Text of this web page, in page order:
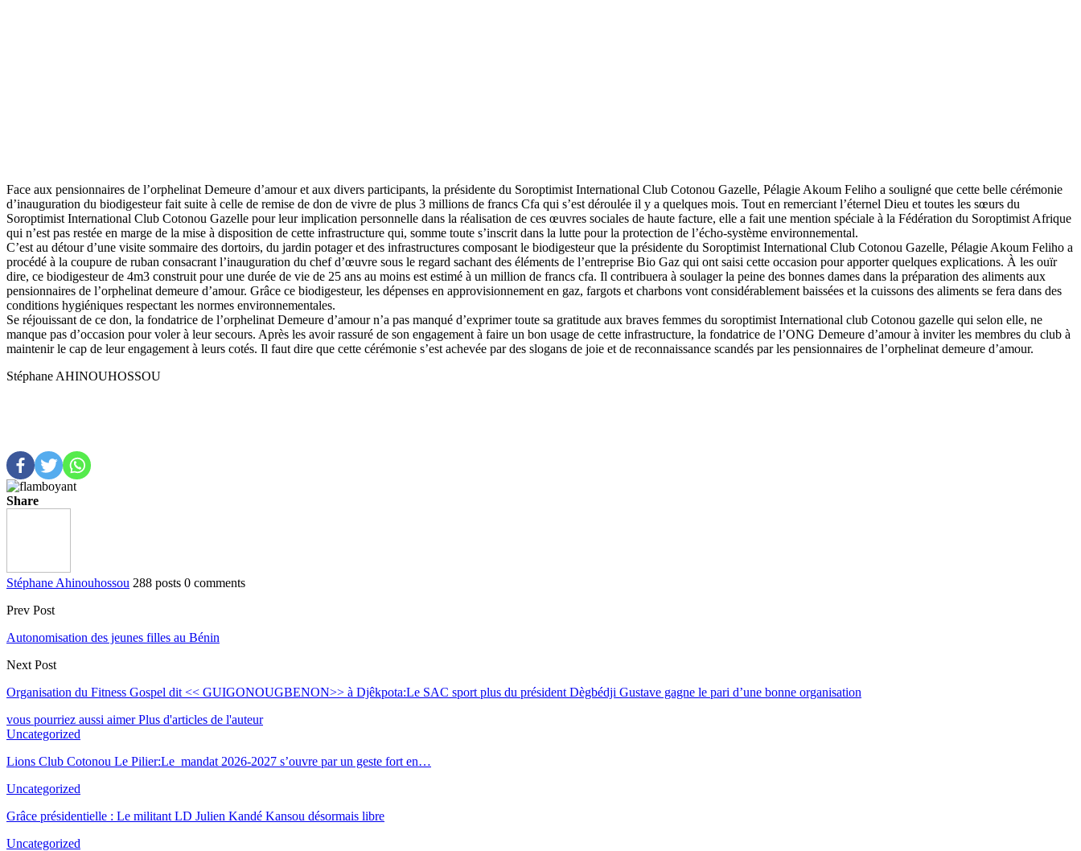
Face aux pensionnaires de l’orphelinat Demeure d’amour et aux divers participants, la présidente du Soroptimist International Club Cotonou Gazelle, Pélagie Akoum Feliho a souligné que cette belle cérémonie
d’inauguration du biodigesteur fait suite à celle de remise de don de vivre de plus 3 millions de francs Cfa qui s’est déroulée il y a quelques mois. Tout en remerciant l’éternel Dieu et toutes les sœurs du
Soroptimist International Club Cotonou Gazelle pour leur implication personnelle dans la réalisation de ces œuvres sociales de haute facture, elle a fait une mention spéciale à la Fédération du Soroptimist Afrique
qui n’est pas restée en marge de la mise à disposition de cette infrastructure qui, somme toute s’inscrit dans la lutte pour la protection de l’écho-système environnemental.
C’est au détour d’une visite sommaire des dortoirs, du jardin potager et des infrastructures composant le biodigesteur que la présidente du Soroptimist International Club Cotonou Gazelle, Pélagie Akoum Feliho a
procédé à la coupure de ruban consacrant l’inauguration du chef d’œuvre sous le regard sachant des éléments de l’entreprise Bio Gaz qui ont saisi cette occasion pour apporter quelques explications. À les ouïr
dire, ce biodigesteur de 4m3 construit pour une durée de vie de 25 ans au moins est estimé à un million de francs cfa. Il contribuera à soulager la peine des bonnes dames dans la préparation des aliments aux
pensionnaires de l’orphelinat demeure d’amour. Grâce ce biodigesteur, les dépenses en approvisionnement en gaz, fargots et charbons vont considérablement baissées et la cuissons des aliments se fera dans des
conditions hygiéniques respectant les normes environnementales.
Se réjouissant de ce don, la fondatrice de l’orphelinat Demeure d’amour n’a pas manqué d’exprimer toute sa gratitude aux braves femmes du soroptimist International club Cotonou gazelle qui selon elle, ne
manque pas d’occasion pour voler à leur secours. Après les avoir rassuré de son engagement à faire un bon usage de cette infrastructure, la fondatrice de l’ONG Demeure d’amour à inviter les membres du club à
maintenir le cap de leur engagement à leurs cotés. Il faut dire que cette cérémonie s’est achevée par des slogans de joie et de reconnaissance scandés par les pensionnaires de l’orphelinat demeure d’amour.
Stéphane AHINOUHOSSOU
Share
Stéphane Ahinouhossou 288 posts 0 comments
Prev Post
Autonomisation des jeunes filles au Bénin
Next Post
Organisation du Fitness Gospel dit << GUIGONOUGBENON>> à Djêkpota:Le SAC sport plus du président Dègbédji Gustave gagne le pari d’une bonne organisation
vous pourriez aussi aimer Plus d'articles de l'auteur
Uncategorized
Lions Club Cotonou Le Pilier:Le mandat 2026-2027 s’ouvre par un geste fort en…
Uncategorized
Grâce présidentielle : Le militant LD Julien Kandé Kansou désormais libre
Uncategorized